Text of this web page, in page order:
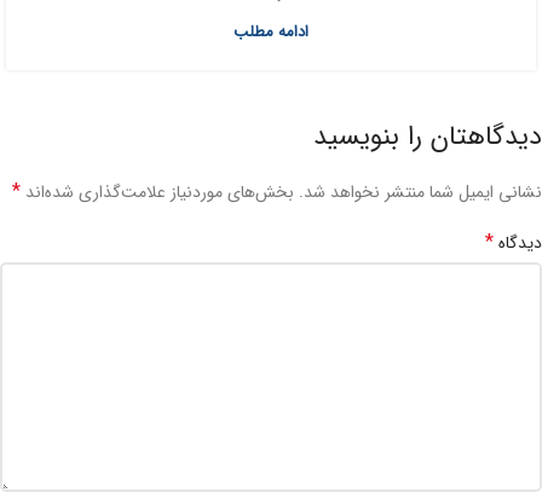
ادامه مطلب
دیدگاهتان را بنویسید
نشانی ایمیل شما منتشر نخواهد شد. بخش‌های موردنیاز علامت‌گذاری شده‌اند *
دیدگاه*